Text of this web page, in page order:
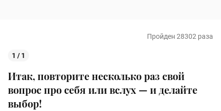
Пройден 28302 раза
1 / 1
Итак, повторите несколько раз свой
вопрос про себя или вслух — и делайте
выбор!